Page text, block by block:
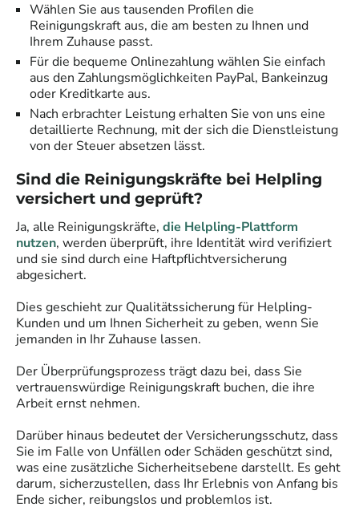
Wählen Sie aus tausenden Profilen die
Reinigungskraft aus, die am besten zu Ihnen und
Ihrem Zuhause passt.
Für die bequeme Onlinezahlung wählen Sie einfach
aus den Zahlungsmöglichkeiten PayPal, Bankeinzug
oder Kreditkarte aus.
Nach erbrachter Leistung erhalten Sie von uns eine
detaillierte Rechnung, mit der sich die Dienstleistung
von der Steuer absetzen lässt.
Sind die Reinigungskräfte bei Helpling
versichert und geprüft?
Ja, alle Reinigungskräfte, die Helpling-Plattform
nutzen, werden überprüft, ihre Identität wird verifiziert
und sie sind durch eine Haftpflichtversicherung
abgesichert.
Dies geschieht zur Qualitätssicherung für Helpling-
Kunden und um Ihnen Sicherheit zu geben, wenn Sie
jemanden in Ihr Zuhause lassen.
Der Überprüfungsprozess trägt dazu bei, dass Sie
vertrauenswürdige Reinigungskraft buchen, die ihre
Arbeit ernst nehmen.
Darüber hinaus bedeutet der Versicherungsschutz, dass
Sie im Falle von Unfällen oder Schäden geschützt sind,
was eine zusätzliche Sicherheitsebene darstellt. Es geht
darum, sicherzustellen, dass Ihr Erlebnis von Anfang bis
Ende sicher, reibungslos und problemlos ist.